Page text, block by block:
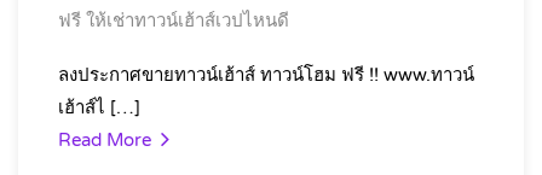
ฟรี ให้เช่าทาวน์เฮ้าส์เวปไหนดี
ลงประกาศขายทาวน์เฮ้าส์ ทาวน์โฮม ฟรี !! www.ทาวน์
เฮ้าส์ไ […]
Read More